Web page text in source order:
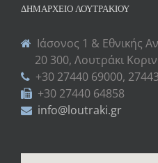
ΔΗΜΑΡΧΕΊΟ ΛΟΥΤΡΑΚΊΟΥ
Ιάσονος 1 & Εθνικής
20 300, Λουτράκι
+30 27440 69000,
+30 27440 64858
info@loutraki.gr